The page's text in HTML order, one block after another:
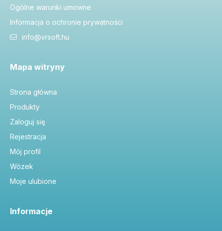
Ogólne warunki umowne
Informacja o ochronie prywatności
info@vrsoft.hu
Mapa witryny
Strona główna
Produkty
Zaloguj się
Rejestracja
Mój profil
Wózek
Moje ulubione
Informacje